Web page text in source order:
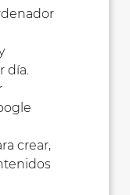
día.
crear,